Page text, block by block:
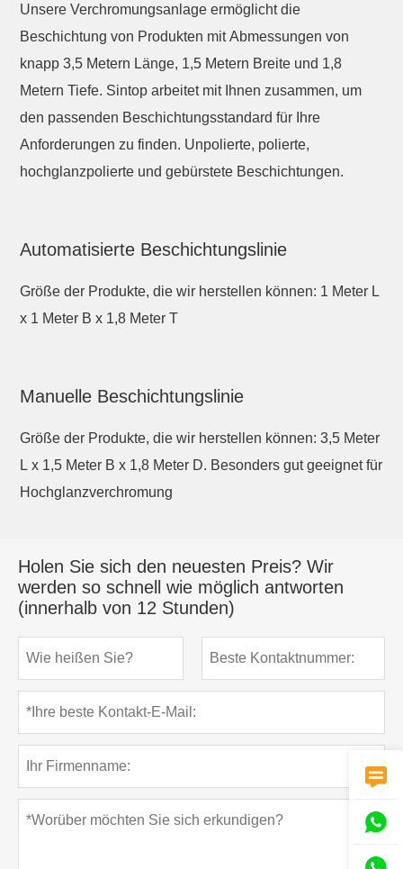
Unsere Verchromungsanlage ermöglicht die
Beschichtung von Produkten mit Abmessungen von
knapp 3,5 Metern Länge, 1,5 Metern Breite und 1,8
Metern Tiefe. Sintop arbeitet mit Ihnen zusammen, um
den passenden Beschichtungsstandard für Ihre
Anforderungen zu finden. Unpolierte, polierte,
hochglanzpolierte und gebürstete Beschichtungen.
Automatisierte Beschichtungslinie
Größe der Produkte, die wir herstellen können: 1 Meter L
x 1 Meter B x 1,8 Meter T
Manuelle Beschichtungslinie
Größe der Produkte, die wir herstellen können: 3,5 Meter
L x 1,5 Meter B x 1,8 Meter D. Besonders gut geeignet für
Hochglanzverchromung
Holen Sie sich den neuesten Preis? Wir
werden so schnell wie möglich antworten
(innerhalb von 12 Stunden)

